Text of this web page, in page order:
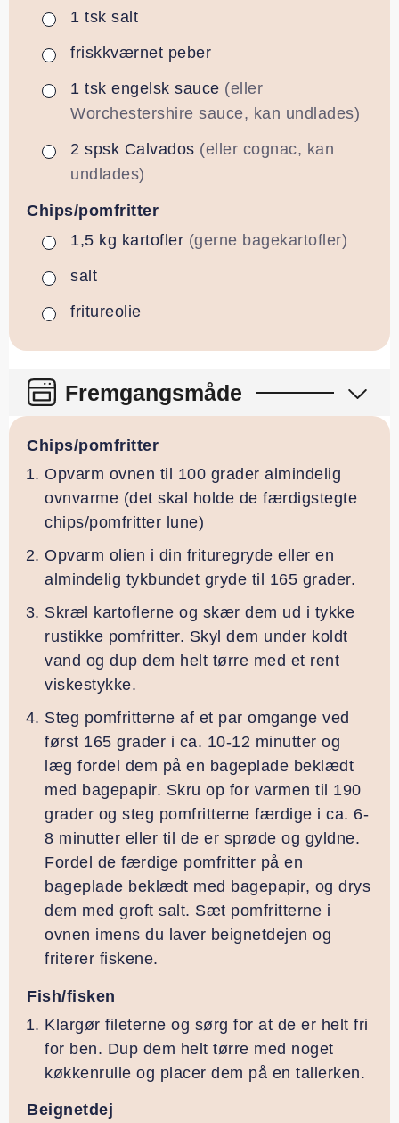
▢
1 tsk salt
▢
friskkværnet peber
▢
1 tsk engelsk sauce (eller
Worchestershire sauce, kan undlades)
▢
2 spsk Calvados (eller cognac, kan
undlades)
Chips/pomfritter
▢1,5 kg kartofler (gerne bagekartofler)
▢
salt
▢
fritureolie
Fremgangsmåde
Chips/pomfritter
Opvarm ovnen til 100 grader almindelig
ovnvarme (det skal holde de færdigstegte
chips/pomfritter lune)
Opvarm olien i din frituregryde eller en
almindelig tykbundet gryde til 165 grader.
Skræl kartoflerne og skær dem ud i tykke
rustikke pomfritter. Skyl dem under koldt
vand og dup dem helt tørre med et rent
viskestykke.
Steg pomfritterne af et par omgange ved
først 165 grader i ca. 10-12 minutter og
læg fordel dem på en bageplade beklædt
med bagepapir. Skru op for varmen til 190
grader og steg pomfritterne færdige i ca. 6-
8 minutter eller til de er sprøde og gyldne.
Fordel de færdige pomfritter på en
bageplade beklædt med bagepapir, og drys
dem med groft salt. Sæt pomfritterne i
ovnen imens du laver beignetdejen og
friterer fiskene.
Fish/fisken
Klargør fileterne og sørg for at de er helt fri
for ben. Dup dem helt tørre med noget
køkkenrulle og placer dem på en tallerken.
Beignetdej